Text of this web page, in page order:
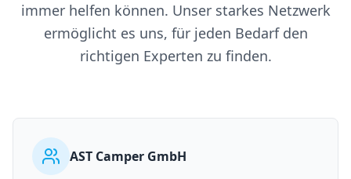
immer helfen können. Unser starkes Netzwerk
ermöglicht es uns, für jeden Bedarf den
richtigen Experten zu finden.
AST Camper GmbH